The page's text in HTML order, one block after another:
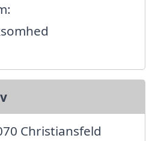
Christiansfeld